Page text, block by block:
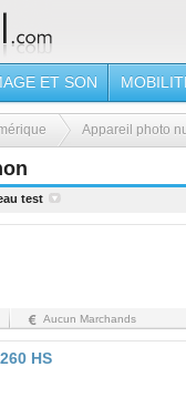
ET SON
Appareil photo
test
Aucun Marchands
HS